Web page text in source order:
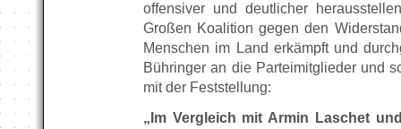
offensiver und deutlicher
Großen Koalition gegen den
Menschen im Land erkämpft und
Bühringer an die Parteimitglieder und
mit der Feststellung:
„Im Vergleich mit Armin Laschet